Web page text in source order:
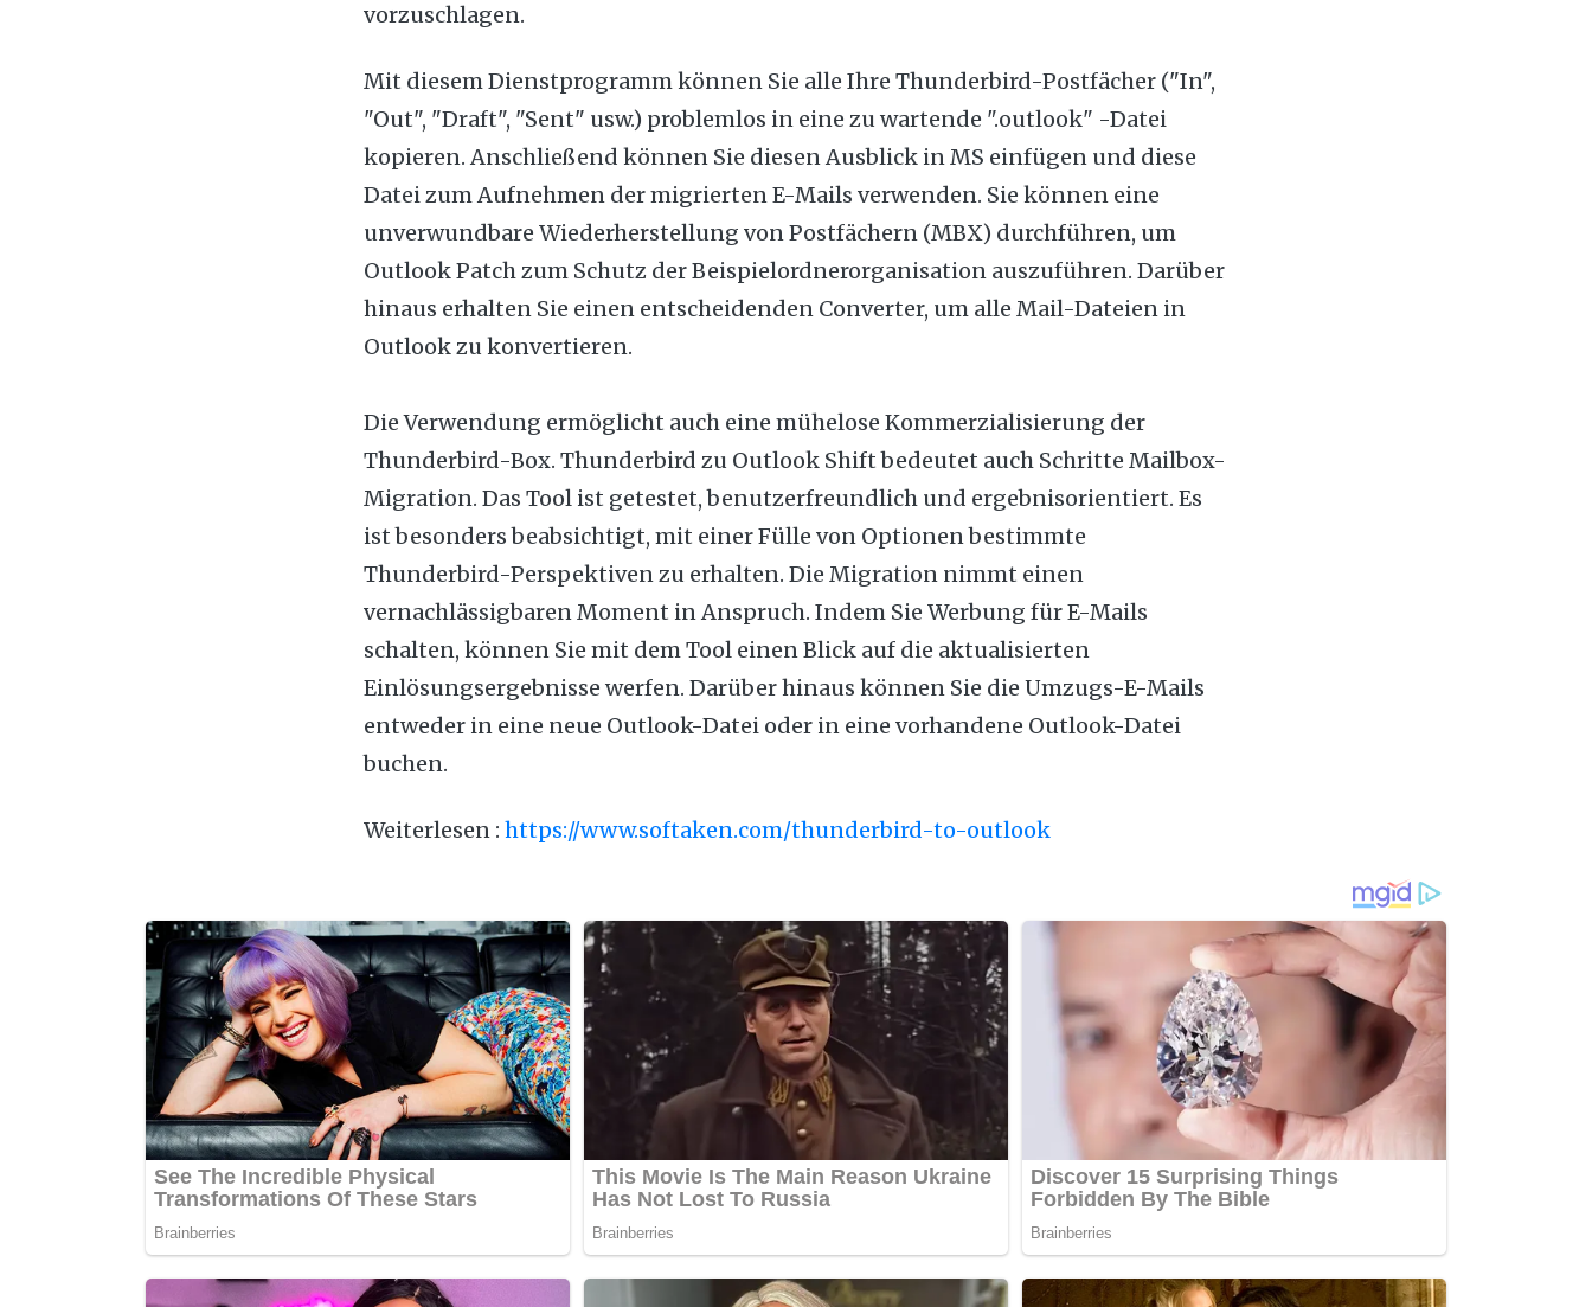
vorzuschlagen.
Mit diesem Dienstprogramm können Sie alle Ihre Thunderbird-Postfächer ("In",
"Out", "Draft", "Sent" usw.) problemlos in eine zu wartende ".outlook" -Datei
kopieren. Anschließend können Sie diesen Ausblick in MS einfügen und diese
Datei zum Aufnehmen der migrierten E-Mails verwenden. Sie können eine
unverwundbare Wiederherstellung von Postfächern (MBX) durchführen, um
Outlook Patch zum Schutz der Beispielordnerorganisation auszuführen. Darüber
hinaus erhalten Sie einen entscheidenden Converter, um alle Mail-Dateien in
Outlook zu konvertieren.
Die Verwendung ermöglicht auch eine mühelose Kommerzialisierung der
Thunderbird-Box. Thunderbird zu Outlook Shift bedeutet auch Schritte Mailbox-
Migration. Das Tool ist getestet, benutzerfreundlich und ergebnisorientiert. Es
ist besonders beabsichtigt, mit einer Fülle von Optionen bestimmte
Thunderbird-Perspektiven zu erhalten. Die Migration nimmt einen
vernachlässigbaren Moment in Anspruch. Indem Sie Werbung für E-Mails
schalten, können Sie mit dem Tool einen Blick auf die aktualisierten
Einlösungsergebnisse werfen. Darüber hinaus können Sie die Umzugs-E-Mails
entweder in eine neue Outlook-Datei oder in eine vorhandene Outlook-Datei
buchen.
Weiterlesen : https://www.softaken.com/thunderbird-to-outlook